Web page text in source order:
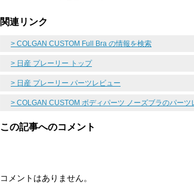
関連リンク
> COLGAN CUSTOM Full Bra の情報を検索
> 日産 プレーリー トップ
> 日産 プレーリー パーツレビュー
> COLGAN CUSTOM ボディパーツ ノーズブラのパーツ
この記事へのコメント
コメントはありません。